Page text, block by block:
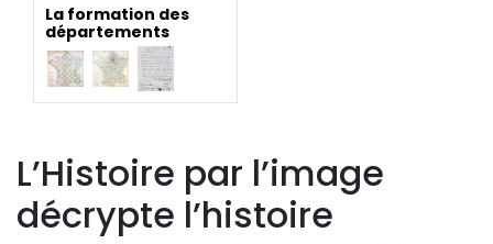
La formation des
départements
L’Histoire par l’image
décrypte l’histoire